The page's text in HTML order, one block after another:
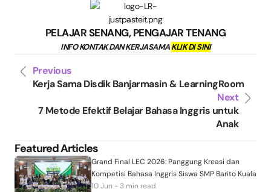
PELAJAR SENANG, PENGAJAR TENANG
INFO KONTAK DAN KERJASAMAKLIK DI SINI
Previous
Kerja Sama Disdik Banjarmasin & LearningRoom
Next
7 Metode Efektif Belajar Bahasa Inggris untuk
Anak
Featured Articles
Grand Final LEC 2026: Panggung Kreasi dan
Kompetisi Bahasa Inggris Siswa SMP Barito Kuala
10 Jun - 3 min read